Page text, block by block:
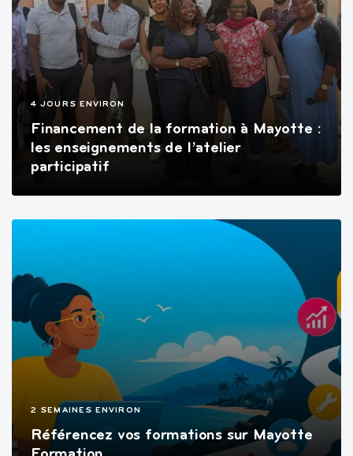
4 JOURS ENVIRON
Financement de la formation à Mayotte :
les enseignements de l’atelier
participatif
2 SEMAINES ENVIRON
Référencez vos formations sur Mayotte